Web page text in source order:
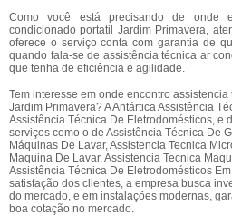
Como você está precisando de onde
condicionado portatil Jardim Primavera,
oferece o serviço conta com garantia de
quando fala-se de assistência técnica ar
que tenha de eficiência e agilidade.
Tem interesse em onde encontro
Jardim Primavera? A Antártica Assistência
Assistência Técnica De Eletrodomésticos, e
serviços como o de Assistência Técnica De
Máquinas De Lavar, Assistencia Tecnica
Maquina De Lavar, Assistencia Tecnica
Assistência Técnica De Eletrodomésticos
satisfação dos clientes, a empresa busca
do mercado, e em instalações modernas,
boa cotação no mercado.